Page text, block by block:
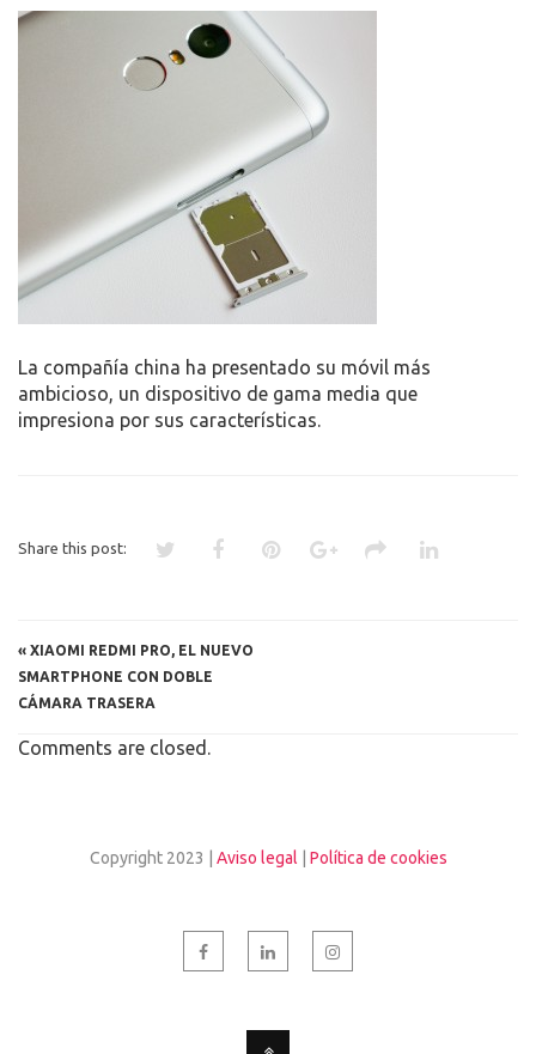
La compañía china ha presentado su móvil más
ambicioso, un dispositivo de gama media que
impresiona por sus características.
Share this post:
« XIAOMI REDMI PRO, EL NUEVO
SMARTPHONE CON DOBLE
CÁMARA TRASERA
Comments are closed.
Copyright 2023 | Aviso legal Política de cookies